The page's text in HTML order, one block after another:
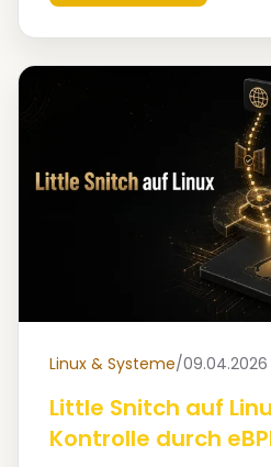
Linux & Systeme/09.04.2026
Little Snitch auf
Kontrolle durch